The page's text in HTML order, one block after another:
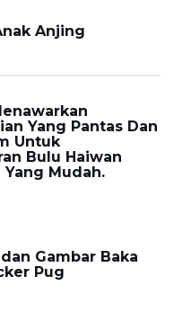
Anjing
Yang Pantas Dan
Untuk
Bulu Haiwan
Yang Mudah.
Gambar Baka
Pug